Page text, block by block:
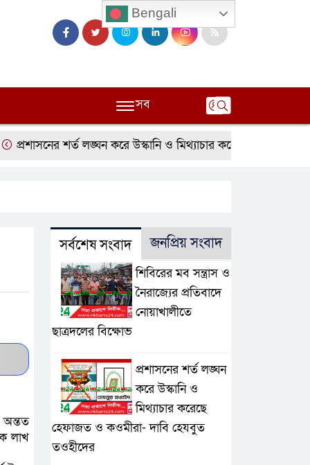
সব
শর্ত লঙ্ঘন করে উস্কানি ও মিথ্যাচার করেছে হেফাজত ও
অন্তত
লাখ
সর্বশেষ সংবাদ জনপ্রিয় সংবাদ
শিবিরের মব সন্ত্রাস ও
নৈরাজ্যের প্রতিবাদে
নোয়াখালীতে
ছাত্রদলের বিক্ষোভ
প্রশাসনের শর্ত লঙ্ঘন
করে উস্কানি ও
মিথ্যাচার করেছে
হেফাজত ও কওমীরা- দাবি হেযবুত
তওহীদের
Bengali